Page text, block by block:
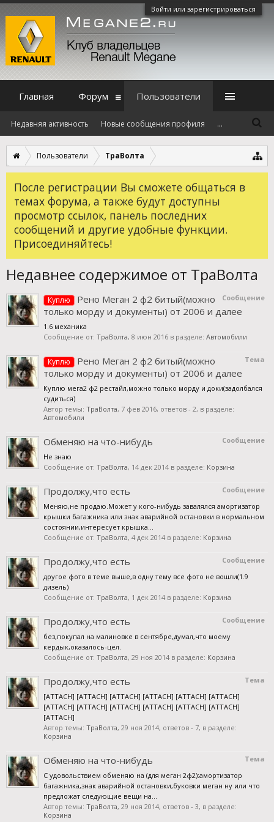
Войти или зарегистрироваться
Пользователи ТраВолта
После регистрации Вы сможете общаться в
темах форума, а также будут доступны
просмотр ссылок, панель последних
сообщений и другие удобные функции.
Присоединяйтесь!
Недавнее содержимое от ТраВолта
Сообщение
Куплю
Рено Меган 2 ф2 битый(можно
только морду и документы) от 2006 и далее
1.6 механика
Сообщение от: ТраВолта, 8 июн 2016 в разделе: Автомобили
Тема
Куплю
Рено Меган 2 ф2 битый(можно
только морду и документы) от 2006 и далее
Куплю мега2 ф2 рестайл,можно только морду и доки(задолбался
судиться)
Автор темы: ТраВолта, 7 фев 2016, ответов - 2, в разделе:
Автомобили
Сообщение
Обменяю на что-нибудь
Не знаю
Сообщение от: ТраВолта, 14 дек 2014 в разделе: Корзина
Сообщение
Продолжу,что есть
Меняю,не продаю.Может у кого-нибудь завалялся амортизатор
крышки багажника или знак аварийной остановки в нормальном
состоянии,интересует крышка...
Сообщение от: ТраВолта, 4 дек 2014 в разделе: Корзина
Сообщение
Продолжу,что есть
другое фото в теме выше,в одну тему все фото не вошли(1.9
дизель)
Сообщение от: ТраВолта, 1 дек 2014 в разделе: Корзина
Сообщение
Продолжу,что есть
без,покупал на малиновке в сентябре,думал,что моему
кердык,оказалось-цел.
Сообщение от: ТраВолта, 29 ноя 2014 в разделе: Корзина
Тема
Продолжу,что есть
[ATTACH] [ATTACH] [ATTACH] [ATTACH] [ATTACH] [ATTACH]
[ATTACH] [ATTACH] [ATTACH] [ATTACH] [ATTACH] [ATTACH]
[ATTACH]
Автор темы: ТраВолта, 29 ноя 2014, ответов - 7, в разделе:
Корзина
Тема
Обменяю на что-нибудь
С удовольствием обменяю на (для меган 2ф2):амортизатор
багажника,знак аварийной остановки,буковки меган ну или что
предложат следующие вещи на...
Автор темы: ТраВолта, 29 ноя 2014, ответов - 3, в разделе:
Корзина
Главная Форум Пользователи
Недавняя активность Новые сообщения профиля ...